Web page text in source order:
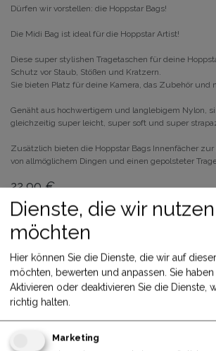
Dürfen wir vorstellen: die Hoppstar Bags!
Die Midi Bag ist ideal für die Hoppstar Artist!
Diese super stylishen Tragetaschen für deine
Schutz vor Staub, Stößen und Kratzern.
Sie bieten Platz für deine Kamera, das Zubehör und
Genäht aus hochwertigem und langlebigem Nylon,
gleichzeitig super leicht, super soft und super
Zusätzlich bieten die Hoppstar Bags Innenfächer
von allmöglichem Dingen und einen gepolsteter
22,90€
Allgemeine Geschäftsbedingungen
30-Tage-Geld-zurück-Garantie
Dienste, die wir nutzen
möchten
Hier können Sie die Dienste, die wir auf
möchten, bewerten und anpassen. Sie haben
Aktivieren oder deaktivieren Sie die Dienste,
richtig halten.
Marketing